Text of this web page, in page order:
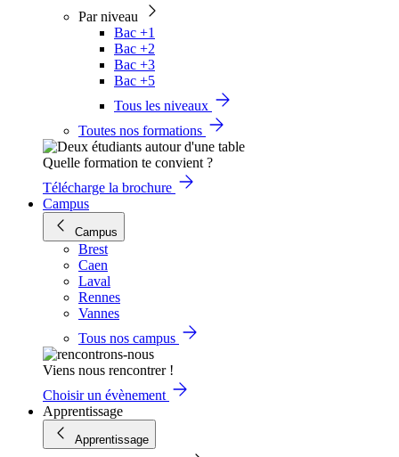
Par niveau
Bac +1
Bac +2
Bac +3
Bac +5
Tous les niveaux
Toutes nos formations
Quelle formation te convient ?
Télécharge la brochure
Campus
Campus
Brest
Caen
Laval
Rennes
Vannes
Tous nos campus
Viens nous rencontrer !
Choisir un évènement
Apprentissage
Apprentissage